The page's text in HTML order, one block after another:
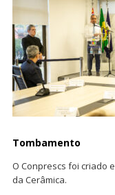
Tombamento
O Conprescs foi criado
da Cerâmica.